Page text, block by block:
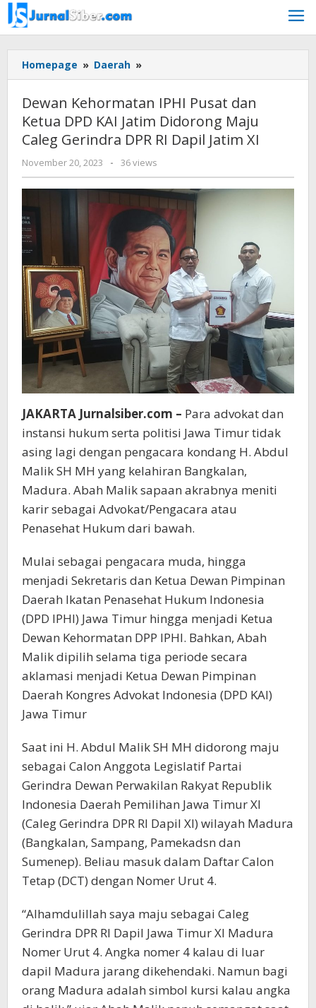
Skip
to
content
Homepage » Daerah »
Kehormatan
Pusat
dan
Ketua
KAI
Jatim
Didorong
Maju
Caleg
Gerindra
DPR
RI
Dapil
Jatim
XI
Dewan Kehormatan IPHI Pusat dan
Ketua DPD KAI Jatim Didorong Maju
Caleg Gerindra DPR RI Dapil Jatim XI
November 20, 2023
by
Jurnalsiber
- 36 views
JAKARTA Jurnalsiber.com – Para advokat dan
instansi hukum serta politisi Jawa Timur tidak
asing lagi dengan pengacara kondang H. Abdul
Malik SH MH yang kelahiran Bangkalan,
Madura. Abah Malik sapaan akrabnya meniti
karir sebagai Advokat/Pengacara atau
Penasehat Hukum dari bawah.
Mulai sebagai pengacara muda, hingga
menjadi Sekretaris dan Ketua Dewan Pimpinan
Daerah Ikatan Penasehat Hukum Indonesia
(DPD IPHI) Jawa Timur hingga menjadi Ketua
Dewan Kehormatan DPP IPHI. Bahkan, Abah
Malik dipilih selama tiga periode secara
aklamasi menjadi Ketua Dewan Pimpinan
Daerah Kongres Advokat Indonesia (DPD KAI)
Jawa Timur
Saat ini H. Abdul Malik SH MH didorong maju
sebagai Calon Anggota Legislatif Partai
Gerindra Dewan Perwakilan Rakyat Republik
Indonesia Daerah Pemilihan Jawa Timur XI
(Caleg Gerindra DPR RI Dapil XI) wilayah Madura
(Bangkalan, Sampang, Pamekadsn dan
Sumenep). Beliau masuk dalam Daftar Calon
Tetap (DCT) dengan Nomer Urut 4.
“Alhamdulillah saya maju sebagai Caleg
Gerindra DPR RI Dapil Jawa Timur XI Madura
Nomer Urut 4. Angka nomer 4 kalau di luar
dapil Madura jarang dikehendaki. Namun bagi
orang Madura adalah simbol kursi kalau angka